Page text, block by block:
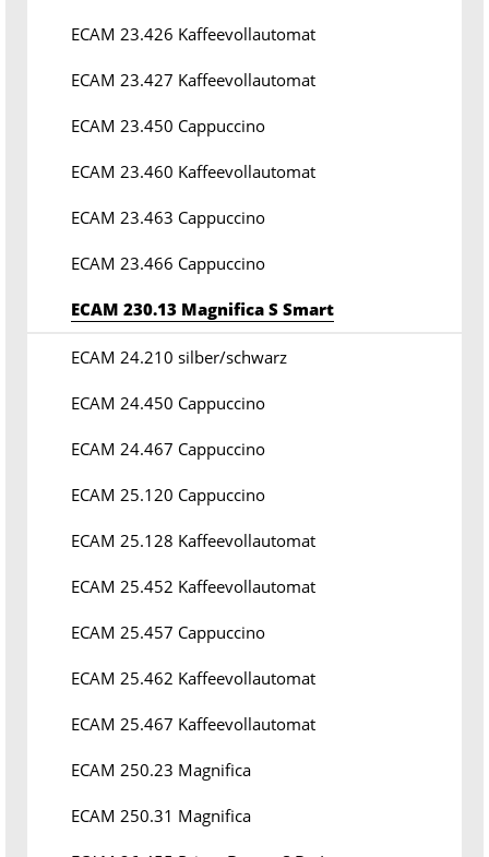
ECAM 23.426 Kaffeevollautomat
ECAM 23.427 Kaffeevollautomat
ECAM 23.450 Cappuccino
ECAM 23.460 Kaffeevollautomat
ECAM 23.463 Cappuccino
ECAM 23.466 Cappuccino
ECAM 230.13 Magnifica S Smart
ECAM 24.210 silber/schwarz
ECAM 24.450 Cappuccino
ECAM 24.467 Cappuccino
ECAM 25.120 Cappuccino
ECAM 25.128 Kaffeevollautomat
ECAM 25.452 Kaffeevollautomat
ECAM 25.457 Cappuccino
ECAM 25.462 Kaffeevollautomat
ECAM 25.467 Kaffeevollautomat
ECAM 250.23 Magnifica
ECAM 250.31 Magnifica